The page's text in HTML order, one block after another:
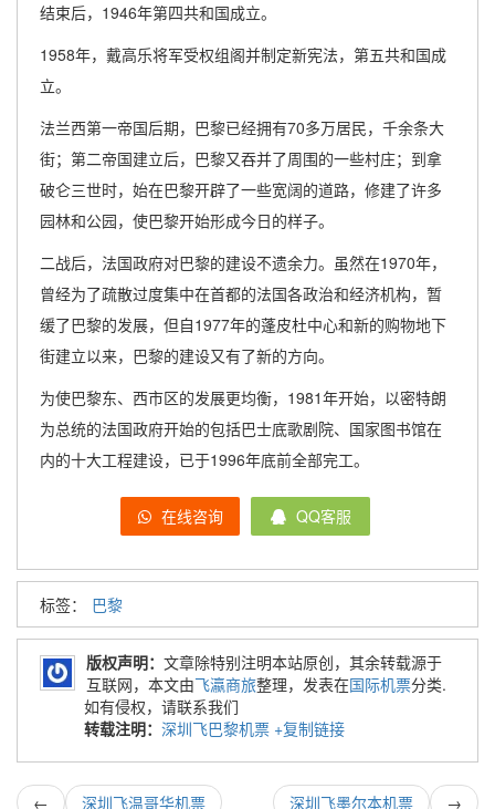
结束后，1946年第四共和国成立。
1958年，戴高乐将军受权组阁并制定新宪法，第五共和国成
立。
法兰西第一帝国后期，巴黎已经拥有70多万居民，千余条大
街；第二帝国建立后，巴黎又吞并了周围的一些村庄；到拿
破仑三世时，始在巴黎开辟了一些宽阔的道路，修建了许多
园林和公园，使巴黎开始形成今日的样子。
二战后，法国政府对巴黎的建设不遗余力。虽然在1970年，
曾经为了疏散过度集中在首都的法国各政治和经济机构，暂
缓了巴黎的发展，但自1977年的蓬皮杜中心和新的购物地下
街建立以来，巴黎的建设又有了新的方向。
为使巴黎东、西市区的发展更均衡，1981年开始，以密特朗
为总统的法国政府开始的包括巴士底歌剧院、国家图书馆在
内的十大工程建设，已于1996年底前全部完工。
在线咨询 QQ客服
标签： 巴黎
版权声明： 文章除特别注明本站原创，其余转载源于
互联网，本文由飞瀛商旅整理，发表在国际机票分类.
如有侵权，请联系我们
转载注明： 深圳飞巴黎机票 +复制链接
← 深圳飞温哥华机票 →
深圳飞墨尔本机票